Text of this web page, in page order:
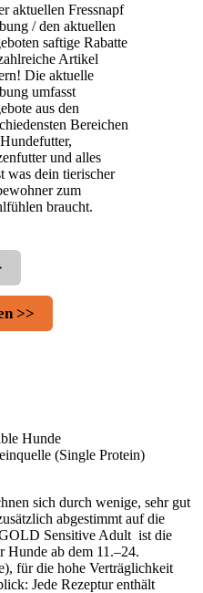
aktuellen Fressnapf
/ den aktuellen
saftige Rabatte
Artikel
Die aktuelle
umfasst
aus den
Bereichen
und alles
was dein tierischer
zum
braucht.
>>
Hunde
(Single Protein)
sich durch wenige, sehr gut
abgestimmt auf die
Sensitive Adult ist die
Hunde ab dem 11.–24.
für die hohe Verträglichkeit
Jede Rezeptur enthält